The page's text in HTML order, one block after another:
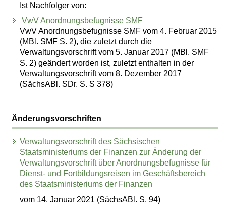
Ist Nachfolger von:
VwV Anordnungsbefugnisse SMF
VwV Anordnungsbefugnisse SMF vom 4. Februar 2015
(MBl. SMF S. 2), die zuletzt durch die
Verwaltungsvorschrift vom 5. Januar 2017 (MBl. SMF
S. 2) geändert worden ist, zuletzt enthalten in der
Verwaltungsvorschrift vom 8. Dezember 2017
(SächsABl. SDr. S. S 378)
Änderungsvorschriften
Verwaltungsvorschrift des Sächsischen
Staatsministeriums der Finanzen zur Änderung der
Verwaltungsvorschrift über Anordnungsbefugnisse für
Dienst- und Fortbildungsreisen im Geschäftsbereich
des Staatsministeriums der Finanzen
vom 14. Januar 2021 (SächsABl. S. 94)